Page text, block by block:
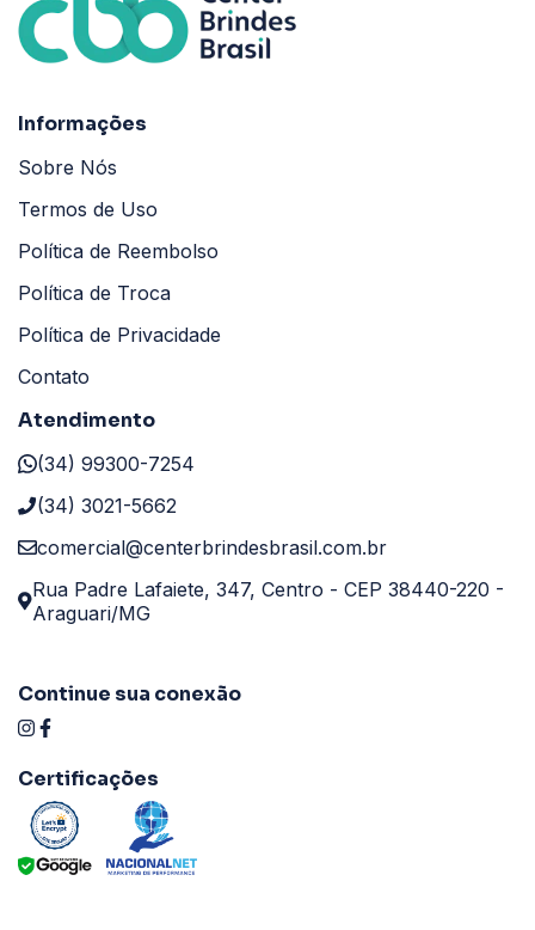
Informações
Sobre Nós
Termos de Uso
Política de Reembolso
Política de Troca
Política de Privacidade
Contato
Atendimento
(34) 99300-7254
(34) 3021-5662
comercial@centerbrindesbrasil.com.br
Rua Padre Lafaiete, 347, Centro - CEP 38440-220 -
Araguari/MG
Continue sua conexão
Certificações